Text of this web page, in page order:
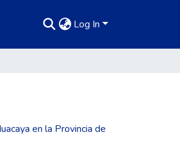
Log In
en la Provincia de